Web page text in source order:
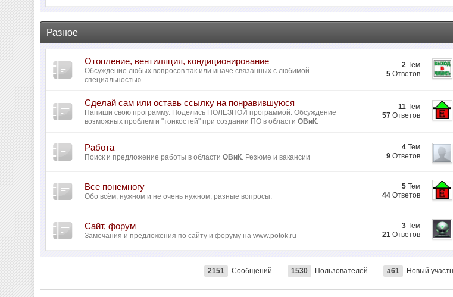
Разное
Отопление, вентиляция, кондиционирование
Обсуждение любых вопросов так или иначе связанных с любимой
специальностью.
2 Тем
5 Ответов
Сделай сам или оставь ссылку на понравившуюся
Напиши свою программу. Поделись ПОЛЕЗНОЙ программой. Обсуждение
возможных проблем и "тонкостей" при создании ПО в областиОВиК.
11 Тем
57 Ответов
Работа
Поиск и предложение работы в областиОВиК. Резюме и вакансии
4 Тем
9 Ответов
Все понемногу
Обо всём, нужном и не очень нужном, разные вопросы.
5 Тем
44 Ответов
Сайт, форум
Замечания и предложения по сайту и форуму на www.potok.ru
3 Тем
21 Ответов
2151 Сообщений 1530 Пользователей a61 Новый